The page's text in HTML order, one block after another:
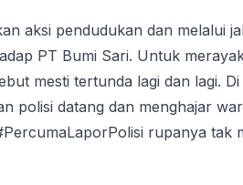
aksi pendudukan dan melalui
PT Bumi Sari. Untuk
mesti tertunda lagi dan lagi.
polisi datang dan menghajar
rupanya tak